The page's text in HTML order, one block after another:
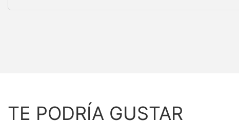
TE PODRÍA GUSTAR